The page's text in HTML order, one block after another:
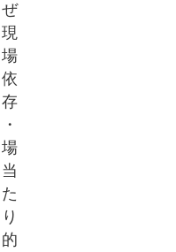
ぜ
現
場
依
存
・
場
当
た
り
的